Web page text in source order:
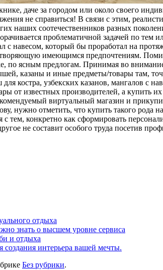
даче за городом или около своего
не справиться! В связи с этим,
наших соотечественников разных
проблематичной задачей по
с навесом, который бы проработал на
имеющимся предпочтениям.
по ясным предлогам. Принимая во
казаны и иные предметы/товары там,
костра, узбекских казанов, мангалов с
от известных производителей, а
виртуальный магазин и
нужно отметить, что купить такого
с тем, конкретно как сформировать
не составит особого труда посетив
отдыха
знать о высшем уровне сервиса
и отдыха
интерьера вашей мечты.
Без рубрики.